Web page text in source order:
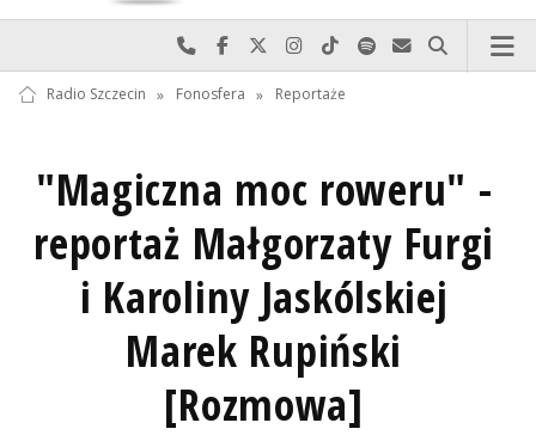
Najlepiej po prostu do nas zadzwoń
Odwiedź nas na Facebook-u
Odwiedź nas na X
Odwiedź nas na Instagram-ie
Odwiedź nas na TikTok-u
Szukaj nas na Spotify
Wyślij do nas
Szukaj
Radio Szczecin » Fonosfera » Reportaże
"Magiczna moc roweru" -
reportaż Małgorzaty Furgi
i Karoliny Jaskólskiej
Marek Rupiński
[Rozmowa]